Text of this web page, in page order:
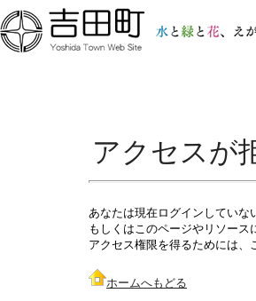
アクセスが
あなたは現在ログインしていな
もしくはこのページやリソース
アクセス権限を得るためには、
ホームへもどる